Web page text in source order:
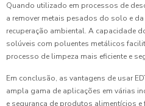
Quando utilizado em processos de
a remover metais pesados do solo e
recuperação ambiental. A capacidade
solúveis com poluentes metálicos
processo de limpeza mais eficiente e
Em conclusão, as vantagens de usar
ampla gama de aplicações em várias
e segurança de produtos alimentícios